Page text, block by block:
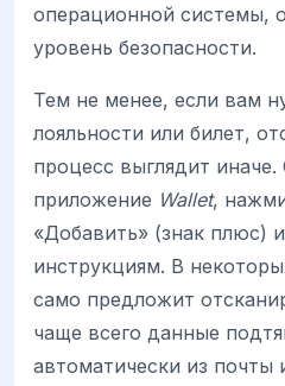
операционной системы,
уровень безопасности.
Тем не менее, если вам
лояльности или билет,
процесс выглядит иначе.
приложение Wallet,
«Добавить» (знак плюс)
инструкциям. В
само предложит
чаще всего данные
автоматически из почты